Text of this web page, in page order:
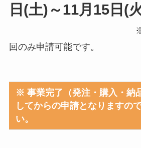
日(土)～11月15日(
※1事業者に
回のみ申請可能です。
※ 事業完了（発注・購入・納
してからの申請となりますの
い。